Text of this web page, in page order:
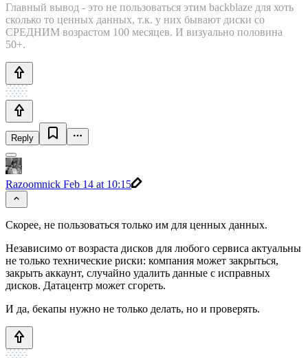
Главный вывод - это не пользоваться этим backblaze для хоть
сколько то ценных данных, т.к. у них бывают диски со
СРЕДНИМ возрастом 100 месяцев. И визуально половина
50+.
Reply
Razoomnick Feb 14 at 10:15
Скорее, не пользоваться только им для ценных данных.
Независимо от возраста дисков для любого сервиса актуальны
не только технические риски: компания может закрыться,
закрыть аккаунт, случайно удалить данные с исправных
дисков. Датацентр может сгореть.
И да, бекапы нужно не только делать, но и проверять.